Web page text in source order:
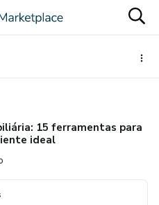
15 ferramentas para
ideal